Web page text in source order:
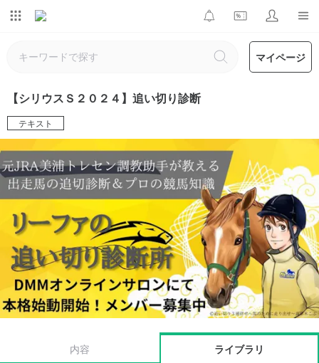
マイページ
【シリウスＳ２０２４】追い切り診断
テキスト
内容 ライブラリ